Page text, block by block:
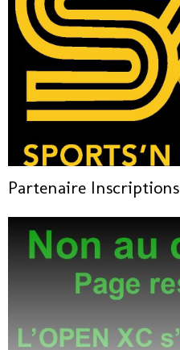
Partenaire Inscriptions